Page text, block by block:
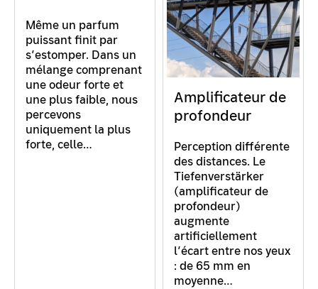
Même un parfum
puissant finit par
s’estomper. Dans un
mélange comprenant
une odeur forte et
une plus faible, nous
percevons
uniquement la plus
forte, celle…
Amplificateur de
profondeur
Perception différente
des distances. Le
Tiefenverstärker
(amplificateur de
profondeur)
augmente
artificiellement
l’écart entre nos yeux
: de 65 mm en
moyenne…